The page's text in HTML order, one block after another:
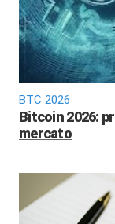
BTC 2026
Bitcoin 2026:
mercato